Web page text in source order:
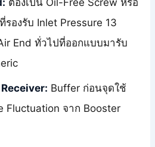
ต้องเป็น Oil-Free Screw หรือ
รองรับ Inlet Pressure 13
End ทั่วไปที่ออกแบบมารับ
Buffer ก่อนจุดใช้
Fluctuation จาก Booster